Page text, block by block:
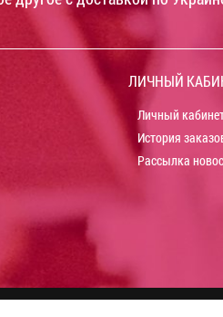
ЛИЧНЫЙ
Личный
История
Рассылка